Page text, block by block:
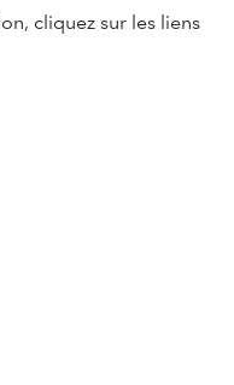
cliquez sur les liens